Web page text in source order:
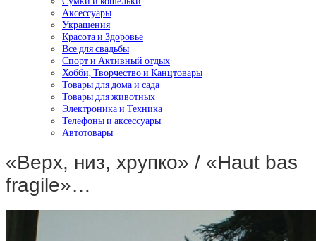
Аксессуары
Украшения
Красота и Здоровье
Все для свадьбы
Спорт и Активный отдых
Хобби, Творчество и Канцтовары
Товары для дома и сада
Товары для животных
Электроника и Техника
Телефоны и аксессуары
Автотовары
«Верх, низ, хрупко» / «Haut bas
fragile»…